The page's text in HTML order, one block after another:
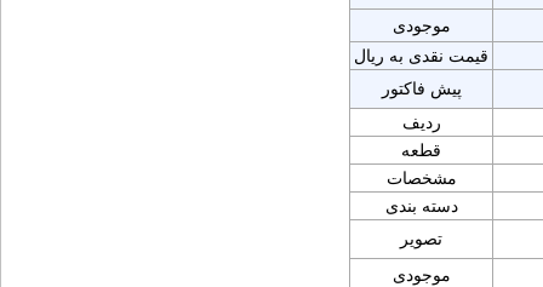
موجودی
قیمت نقدی به ریال
پیش فاکتور
ردیف
قطعه
مشخصات
دسته بندی
تصویر
موجودی